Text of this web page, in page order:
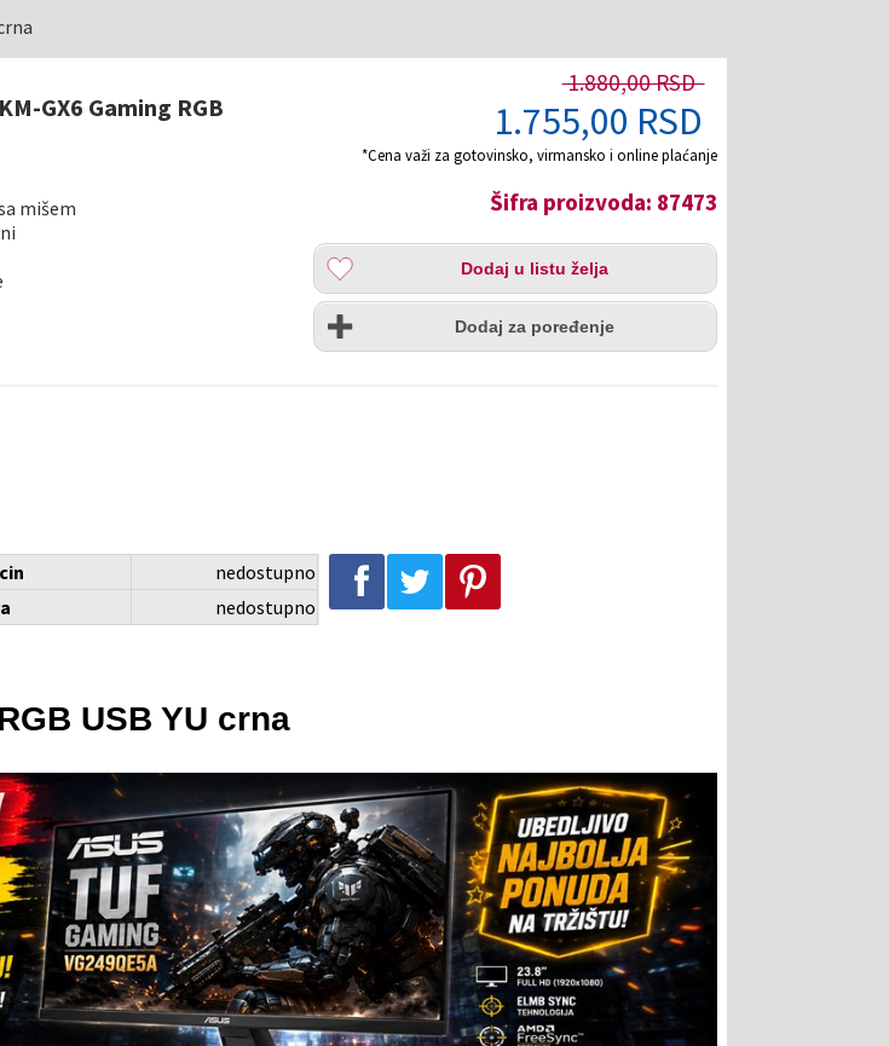
GX6 Gaming RGB
mišem
1.880,00 RSD
1.755,00 RSD
*Cena važi za gotovinsko, virmansko i online plaćanje
Šifra proizvoda: 87473
Dodaj
listu
želja
Dodaj u listu želja
Uporedi
Dodaj za poređenje
nedostupno
nedostupno
Podeli na Facebook-u Podeli na Twitter-u Podeli na Pinterest-u
USB YU crna